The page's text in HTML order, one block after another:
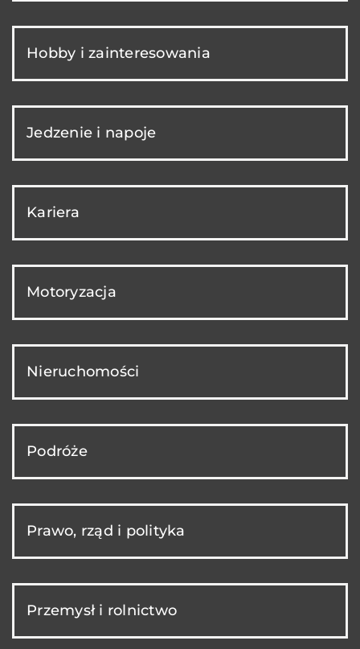
Hobby i zainteresowania
Jedzenie i napoje
Kariera
Motoryzacja
Nieruchomości
Podróże
Prawo, rząd i polityka
Przemysł i rolnictwo